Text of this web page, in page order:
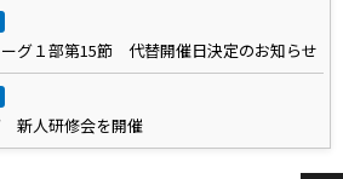
グ１部第15節 代替開催日決定のお知らせ
新人研修会を開催